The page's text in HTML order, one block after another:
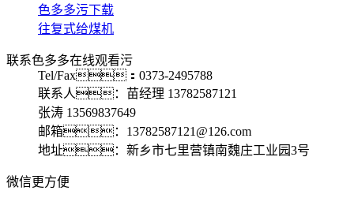
色多多污下载
往复式给煤机
联系色多多在线观看污
Tel/Fax：0373-2495788
联系人：苗经理 13782587121
张涛 13569837649
邮箱：13782587121@126.com
地址：新乡市七里营镇南魏庄工业园3号
微信更方便